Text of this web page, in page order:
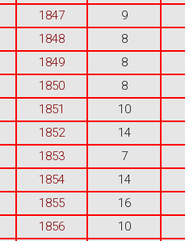
1847 9
1848 8
1849 8
1850 8
1851 10
1852 14
1853 7
1854 14
1855 16
1856 10